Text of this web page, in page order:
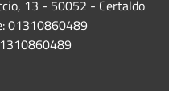
13 - 50052 - Certaldo
01310860489